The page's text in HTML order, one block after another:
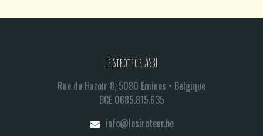
Le Siroteur ASBL
Rue du Hazoir 8, 5080 Emines • Belgique
BCE 0685.815.635​
info@lesiroteur.be​